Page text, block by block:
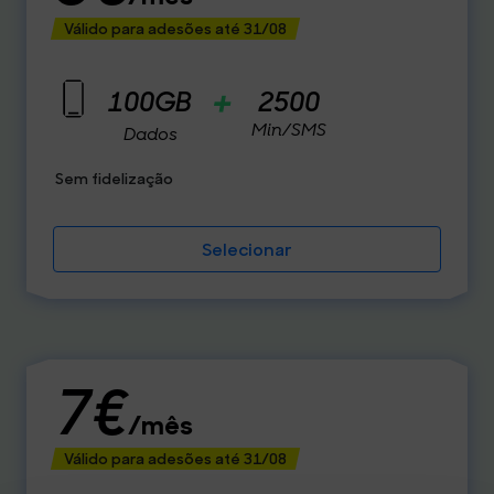
Válido para adesões até 31/08
100GB
Dados + 2500
Min/SMS
Sem fidelização
Selecionar
7€/mês
Válido para adesões até 31/08